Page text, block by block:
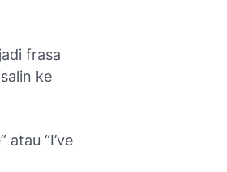
frasa
ke
“I’ve